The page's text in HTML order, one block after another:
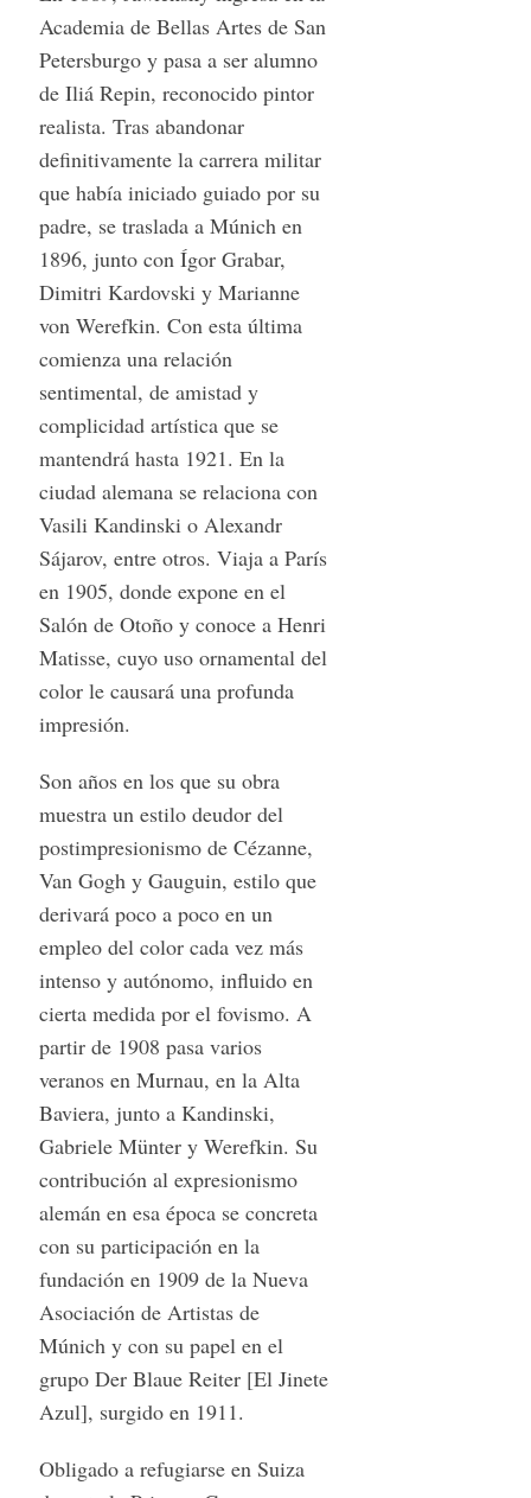
Academia de Bellas Artes de San
Petersburgo y pasa a ser alumno
de Iliá Repin, reconocido pintor
realista. Tras abandonar
definitivamente la carrera militar
que había iniciado guiado por su
padre, se traslada a Múnich en
1896, junto con Ígor Grabar,
Dimitri Kardovski y Marianne
von Werefkin. Con esta última
comienza una relación
sentimental, de amistad y
complicidad artística que se
mantendrá hasta 1921. En la
ciudad alemana se relaciona con
Vasili Kandinski o Alexandr
Sájarov, entre otros. Viaja a París
en 1905, donde expone en el
Salón de Otoño y conoce a Henri
Matisse, cuyo uso ornamental del
color le causará una profunda
impresión.
Son años en los que su obra
muestra un estilo deudor del
postimpresionismo de Cézanne,
Van Gogh y Gauguin, estilo que
derivará poco a poco en un
empleo del color cada vez más
intenso y autónomo, influido en
cierta medida por el fovismo. A
partir de 1908 pasa varios
veranos en Murnau, en la Alta
Baviera, junto a Kandinski,
Gabriele Münter y Werefkin. Su
contribución al expresionismo
alemán en esa época se concreta
con su participación en la
fundación en 1909 de la Nueva
Asociación de Artistas de
Múnich y con su papel en el
grupo Der Blaue Reiter [El Jinete
Azul], surgido en 1911.
Obligado a refugiarse en Suiza
S
e
r
c
o